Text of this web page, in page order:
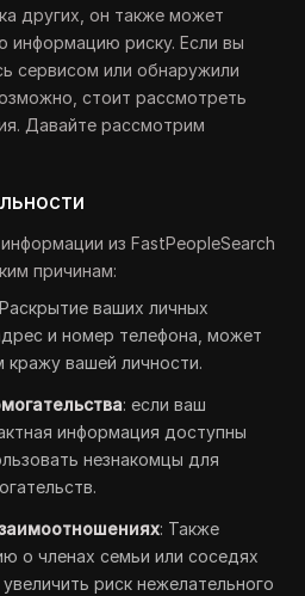
других, он также может
информацию риску. Если вы
сервисом или обнаружили
стоит рассмотреть
Давайте рассмотрим
из FastPeopleSearch
причинам:
ваших личных
и номер телефона, может
кражу вашей личности.
: если ваш
информация доступны
незнакомцы для
: Также
о членах семьи или соседях
риск нежелательного